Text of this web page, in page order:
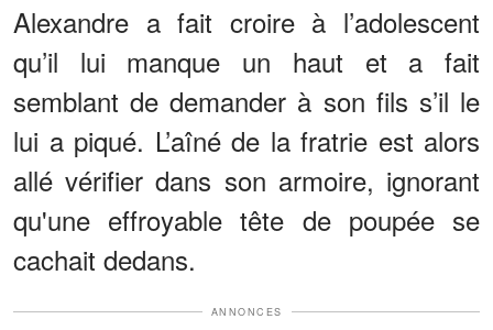
Alexandre a fait croire à l’adolescent
qu’il lui manque un haut et a fait
semblant de demander à son fils s’il le
lui a piqué. L’aîné de la fratrie est alors
allé vérifier dans son armoire, ignorant
qu'une effroyable tête de poupée se
cachait dedans.
ANNONCES